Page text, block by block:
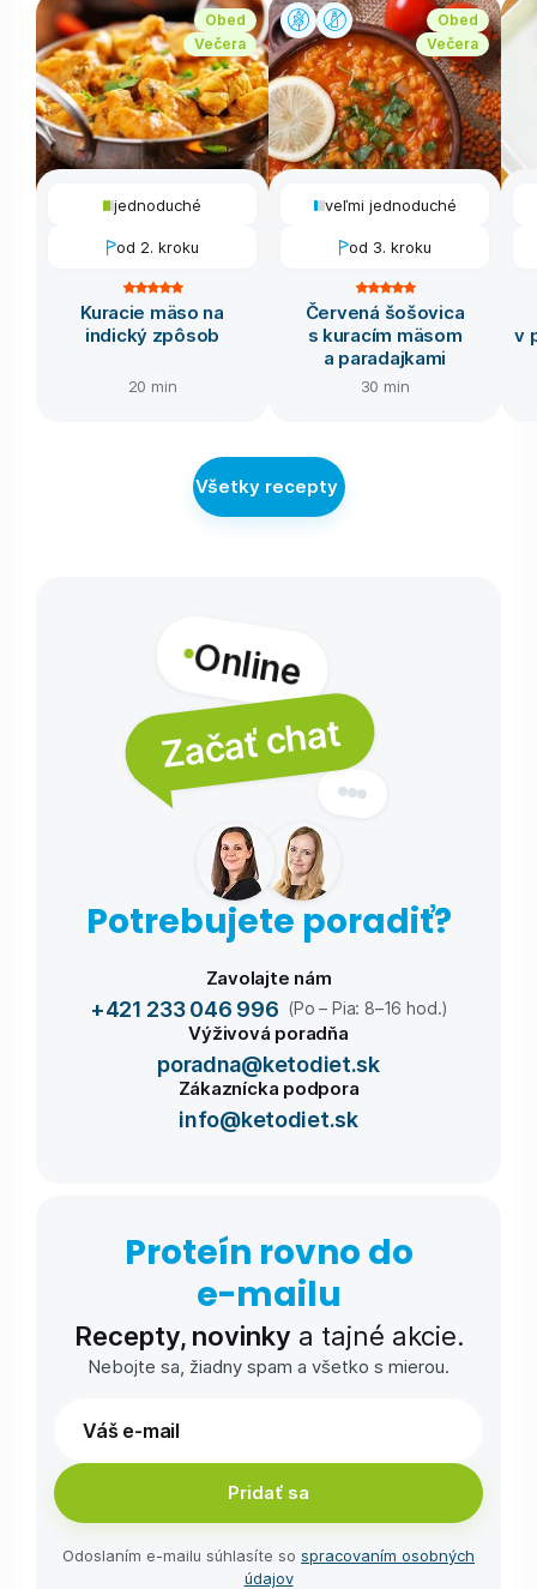
Obed
Večera
jednoduché
od 2. kroku
Kuracie mäso na
indický zpôsob
20 min
Obed
Večera
veľmi jednoduché
od 3. kroku
Červená šošovica
s kuracím mäsom
a paradajkami
30 min
v
Všetky recepty
Online
Začať chat
Potrebujete poradiť?
Zavolajte nám
+421 233 046 996 (Po – Pia: 8–16 hod.)
Výživová poradňa
poradna@ketodiet.sk
Zákaznícka podpora
info@ketodiet.sk
Proteín rovno do
e-⁠mailu
Recepty, novinky a tajné akcie.
Nebojte sa, žiadny spam a všetko s mierou.
Pridať sa
Odoslaním e-⁠mailu súhlasíte so spracovaním osobných
údajov